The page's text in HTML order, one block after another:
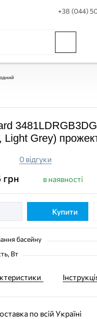
+38 (044)
Light Grey)
0 відгуки
грн в наявності
Купити
басейну
Вт
по всій Україні